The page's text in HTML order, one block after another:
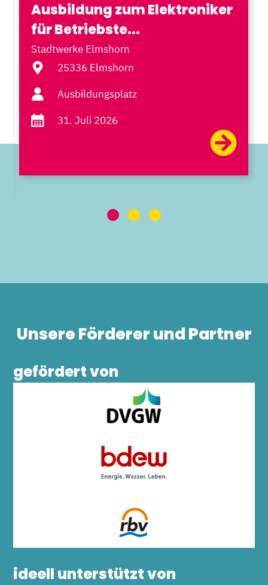
Ausbildung zum Elektroniker
für Betriebste...
Stadtwerke Elmshorn
25336 Elmshorn
Ausbildungsplatz
31. Juli 2026
Unsere Förderer und Partner
gefördert von
ideell unterstützt von